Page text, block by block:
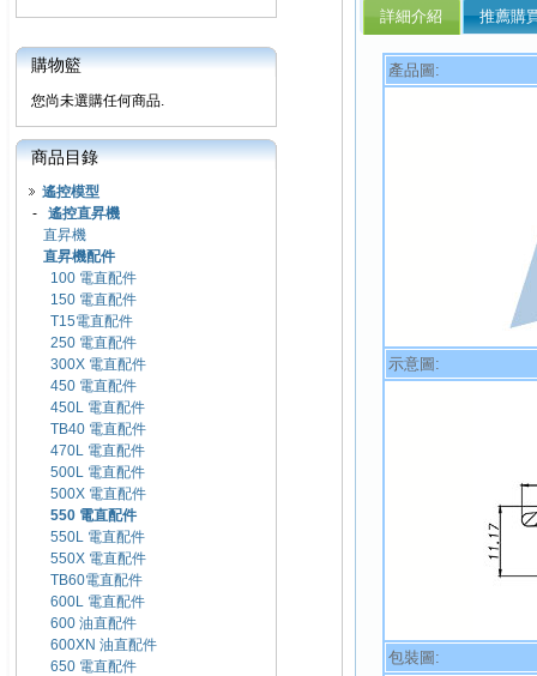
購物籃
您尚未選購任何商品.
商品目錄
遙控模型
- 遙控直昇機
直昇機
直昇機配件
100 電直配件
150 電直配件
T15電直配件
250 電直配件
300X 電直配件
450 電直配件
450L 電直配件
TB40 電直配件
470L 電直配件
500L 電直配件
500X 電直配件
550 電直配件
550L 電直配件
550X 電直配件
TB60電直配件
600L 電直配件
600 油直配件
600XN 油直配件
650 電直配件
詳細介紹 推薦購
產品圖:
示意圖:
包裝圖: